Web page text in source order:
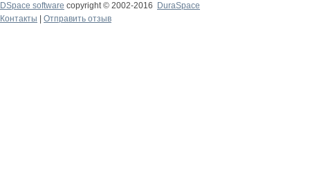
DSpace software copyright © 2002-2016
DuraSpace
Контакты
Отправить отзыв